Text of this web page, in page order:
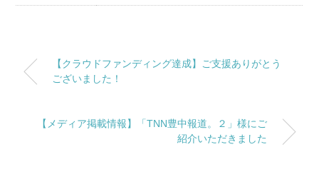
【クラウドファンディング達成】ご支援ありがとう
ございました！
【メディア掲載情報】「TNN豊中報道。２」様にご
紹介いただきました